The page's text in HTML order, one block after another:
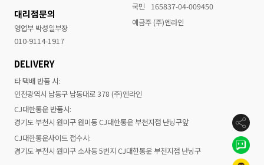
대리점문의
영업부 박성일부장
010-9114-1917
국민
165837-04-009450
예금주 (주)엔라인
DELIVERY
타 택배 반품 시:
인천광역시 남동구 남동대로 378 (주)엔라인
CJ대한통운 반품시:
경기도 부천시 원미구 원미동 CJ대한통운 부천지점 난닝구앞
CJ대한통운사이트 접수시:
경기도 부천시 원미구 소사동 5번지 CJ대한통운 부천지점 난닝구